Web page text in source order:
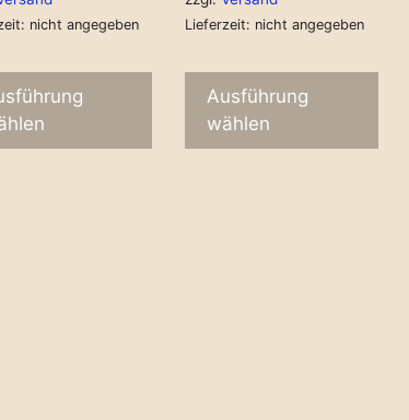
nicht angegeben Lieferzeit: nicht angegeben
Ausführung
wählen